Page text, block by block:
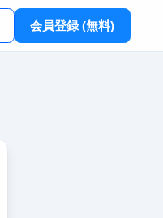
会員登録 (無料)